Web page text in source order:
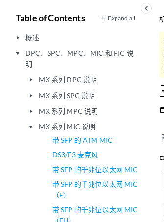
keyboard_arrow_left
Table of Contents Expand all
play_arrow 概述
play_arrow
DPC、SPC、MPC、MIC 和 PIC 说
明
play_arrow MX 系列 DPC 说明
play_arrow MX 系列 SPC 说明
play_arrow MX 系列 MPC 说明
play_arrow
MX 系列 MIC 说明
带 SFP 的 ATM MIC
DS3/E3 麦克风
带 SFP 的千兆位以太网 MIC
带 SFP 的千兆位以太网 MIC
（E）
带 SFP 的千兆位以太网 MIC
（EH）